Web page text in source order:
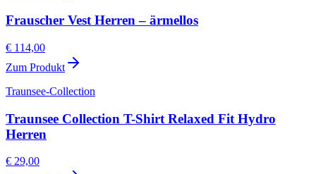
Frauscher Vest Herren – ärmellos
€ 114,00
Zum Produkt
Traunsee-Collection
Traunsee Collection T-Shirt Relaxed Fit Hydro
Herren
€ 29,00